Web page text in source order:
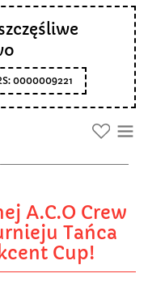
0000009221
A.C.O Crew
Tańca
Cup!